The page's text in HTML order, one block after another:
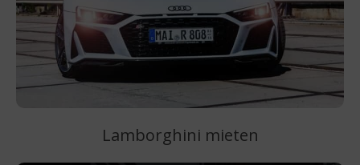
Lamborghini mieten